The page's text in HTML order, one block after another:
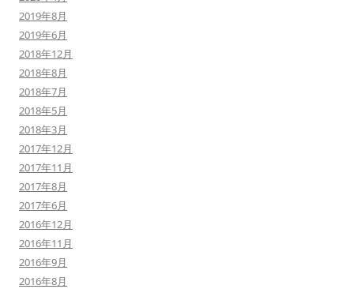
2019年8月
2019年6月
2018年12月
2018年8月
2018年7月
2018年5月
2018年3月
2017年12月
2017年11月
2017年8月
2017年6月
2016年12月
2016年11月
2016年9月
2016年8月